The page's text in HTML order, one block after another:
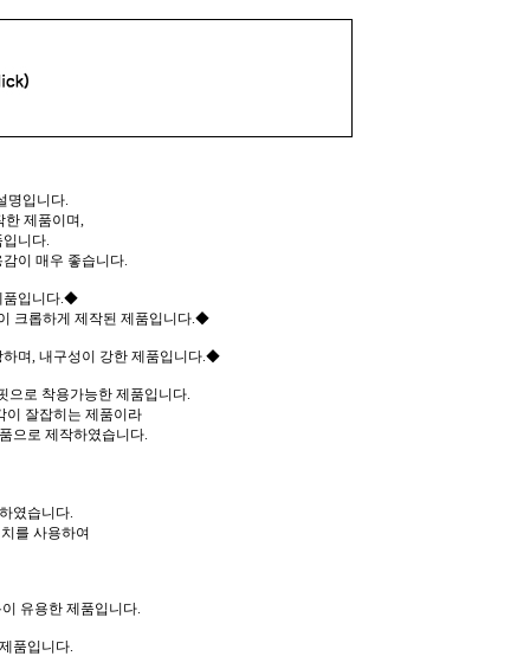
명입니다.
한 제품이며,
니다.
이 매우 좋습니다.
품입니다.◆
크롭하게 제작된 제품입니다.◆
며, 내구성이 강한 제품입니다.◆
으로 착용가능한 제품입니다.
이 잘잡히는 제품이라
으로 제작하였습니다.
였습니다.
를 사용하여
유용한 제품입니다.
품입니다.